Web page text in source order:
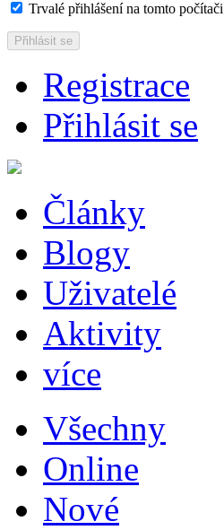
Trvalé přihlášení na tomto počítači
Přihlásit se
Registrace
Přihlásit se
Články
Blogy
Uživatelé
Aktivity
více
Všechny
Online
Nové